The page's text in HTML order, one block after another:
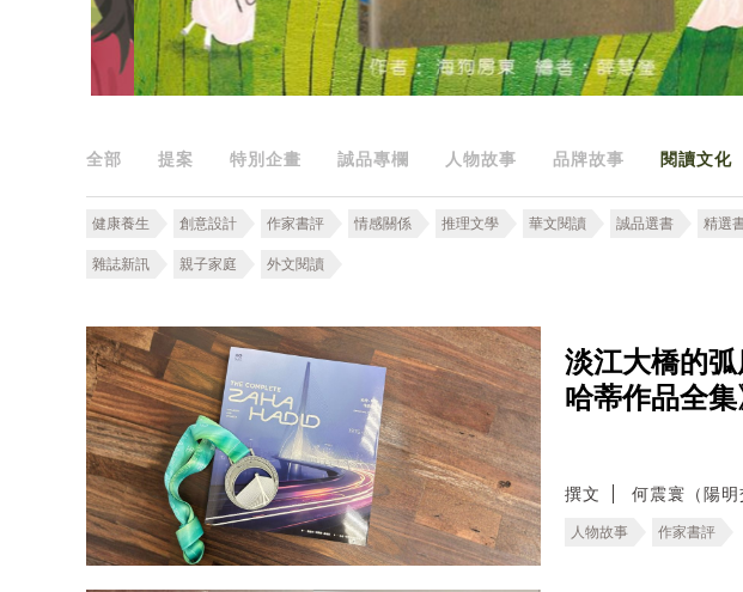
全部 提案 特別企畫 誠品專欄 人物故事 品牌故事 閱讀文化
健康養生 創意設計 作家書評 情感關係 推理文學 華文閱讀 誠品選書 精選
雜誌新訊 親子家庭 外文閱讀
淡江大橋的
哈蒂作品全
撰文 何震寰（陽明
人物故事 作家書評